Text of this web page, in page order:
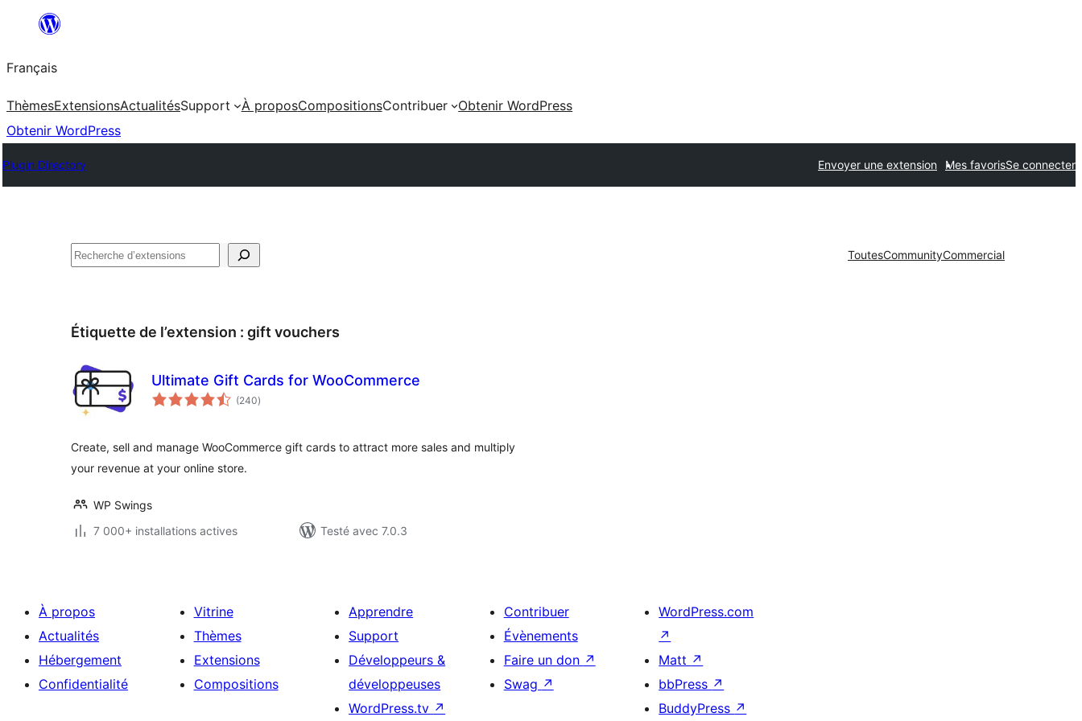
contenu
Français
ThèmesExtensionsActualitésSupport À proposCompositionsContribuer
Obtenir WordPress
Obtenir WordPress
Plugin Directory Envoyer une extension Mes favorisSe connecter
Rechercher ToutesCommunityCommercial
Étiquette de l’extension : gift vouchers
Ultimate Gift Cards for WooCommerce
(240notes
en
)
Create, sell and manage WooCommerce gift cards to attract more sales and multiply
your revenue at your online store.
WP Swings
7 000+ installations actives
Testé avec 7.0.3
À propos
Actualités
Hébergement
Confidentialité
Vitrine
Thèmes
Extensions
Compositions
Apprendre
Support
Développeurs &
développeuses
WordPress.tv ↗
Contribuer
Évènements
Faire un don ↗
Swag ↗
WordPress.com
↗
Matt ↗
bbPress ↗
BuddyPress ↗